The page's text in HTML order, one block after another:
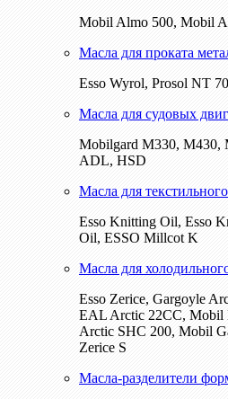
Mobil Almo 500, Mobil
Масла для проката
Esso Wyrol, Prosol NT
Масла для судовых
Mobilgard M330, M430,
ADL, HSD
Масла для
Esso Knitting Oil, Esso
Oil, ESSO Millcot K
Масла для
Esso Zerice, Gargoyle
EAL Arctic 22CC,
Arctic SHC 200, Mobil
Zerice S
Масла-разделители